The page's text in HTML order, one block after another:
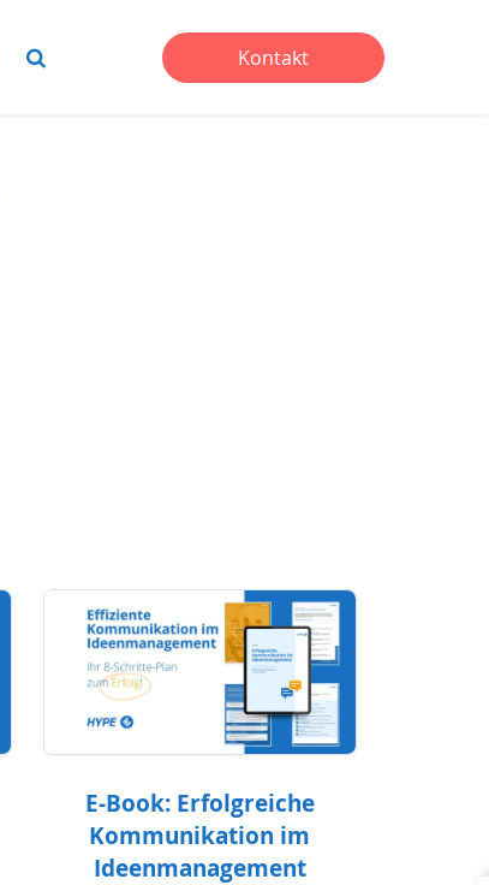
Kontakt
E-Book: Erfolgreiche
Kommunikation im
Ideenmanagement